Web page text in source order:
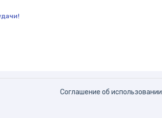
Соглашение об использовании